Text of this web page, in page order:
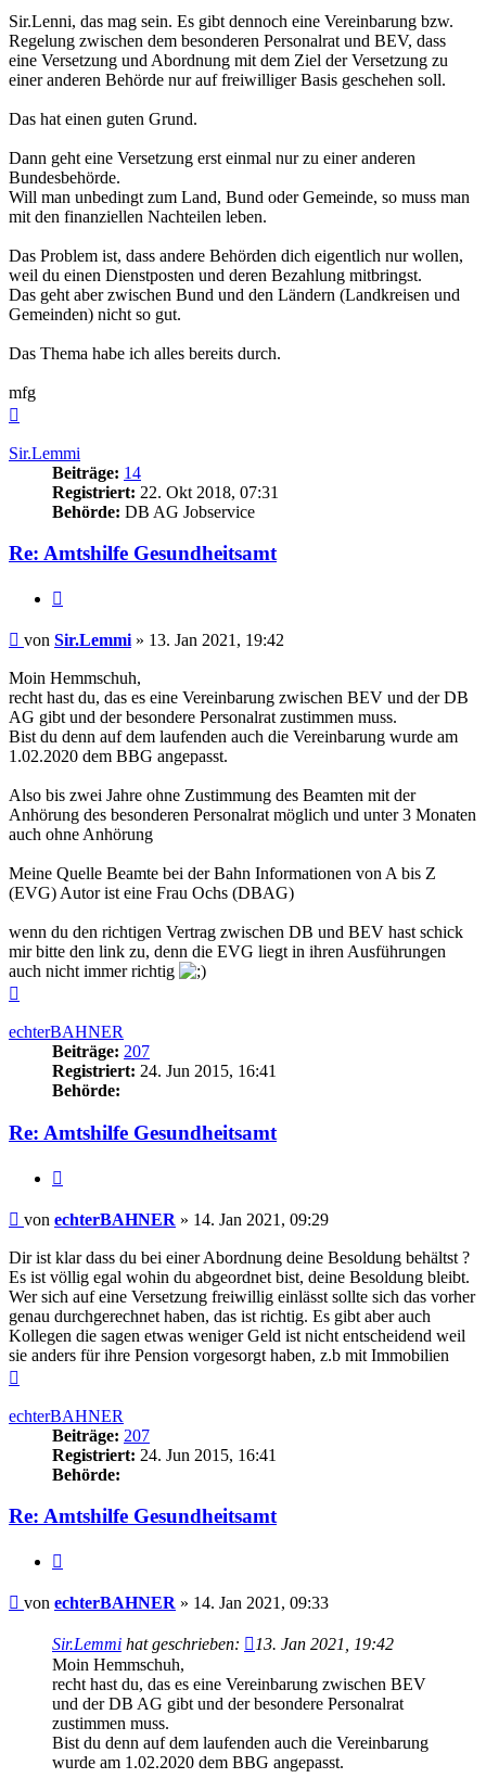
Sir.Lenni, das mag sein. Es gibt dennoch eine Vereinbarung bzw.
Regelung zwischen dem besonderen Personalrat und BEV, dass
eine Versetzung und Abordnung mit dem Ziel der Versetzung zu
einer anderen Behörde nur auf freiwilliger Basis geschehen soll.
Das hat einen guten Grund.
Dann geht eine Versetzung erst einmal nur zu einer anderen
Bundesbehörde.
Will man unbedingt zum Land, Bund oder Gemeinde, so muss man
mit den finanziellen Nachteilen leben.
Das Problem ist, dass andere Behörden dich eigentlich nur wollen,
weil du einen Dienstposten und deren Bezahlung mitbringst.
Das geht aber zwischen Bund und den Ländern (Landkreisen und
Gemeinden) nicht so gut.
Das Thema habe ich alles bereits durch.
mfg
Sir.Lemmi
Beiträge: 14
Registriert: 22. Okt 2018, 07:31
Behörde: DB AG Jobservice
Re: Amtshilfe Gesundheitsamt
Beitrag
von Sir.Lemmi » 13. Jan 2021, 19:42
Moin Hemmschuh,
recht hast du, das es eine Vereinbarung zwischen BEV und der DB
AG gibt und der besondere Personalrat zustimmen muss.
Bist du denn auf dem laufenden auch die Vereinbarung wurde am
1.02.2020 dem BBG angepasst.
Also bis zwei Jahre ohne Zustimmung des Beamten mit der
Anhörung des besonderen Personalrat möglich und unter 3 Monaten
auch ohne Anhörung
Meine Quelle Beamte bei der Bahn Informationen von A bis Z
(EVG) Autor ist eine Frau Ochs (DBAG)
wenn du den richtigen Vertrag zwischen DB und BEV hast schick
mir bitte den link zu, denn die EVG liegt in ihren Ausführungen
auch nicht immer richtig
echterBAHNER
Beiträge: 207
Registriert: 24. Jun 2015, 16:41
Behörde:
Re: Amtshilfe Gesundheitsamt
Beitrag
von echterBAHNER » 14. Jan 2021, 09:29
Dir ist klar dass du bei einer Abordnung deine Besoldung behältst ?
Es ist völlig egal wohin du abgeordnet bist, deine Besoldung bleibt.
Wer sich auf eine Versetzung freiwillig einlässt sollte sich das vorher
genau durchgerechnet haben, das ist richtig. Es gibt aber auch
Kollegen die sagen etwas weniger Geld ist nicht entscheidend weil
sie anders für ihre Pension vorgesorgt haben, z.b mit Immobilien
echterBAHNER
Beiträge: 207
Registriert: 24. Jun 2015, 16:41
Behörde:
Re: Amtshilfe Gesundheitsamt
Beitrag
von echterBAHNER » 14. Jan 2021, 09:33
Sir.Lemmi hat geschrieben:
13. Jan 2021, 19:42
Moin Hemmschuh,
recht hast du, das es eine Vereinbarung zwischen BEV
und der DB AG gibt und der besondere Personalrat
zustimmen muss.
Bist du denn auf dem laufenden auch die Vereinbarung
wurde am 1.02.2020 dem BBG angepasst.